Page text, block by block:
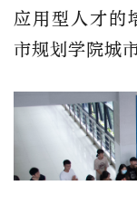
应用型人才的
市规划学院城